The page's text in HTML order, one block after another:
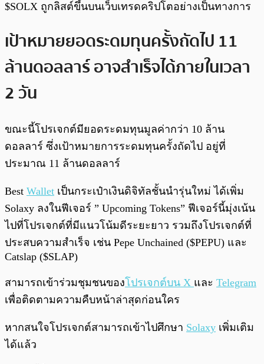
$SOLX ถูกลิสต์ขึ้นบนเว็บเทรดคริปโตอย่างเป็นทางการ
เป้าหมายยอดระดมทุนครั้งถัดไป 11
ล้านดอลลาร์ อาจสำเร็จได้ภายในเวลา
2 วัน
ขณะนี้โปรเจกต์มียอดระดมทุนมูลค่ากว่า 10 ล้าน
ดอลลาร์ ซึ่งเป้าหมายการระดมทุนครั้งถัดไป อยู่ที่
ประมาณ 11 ล้านดอลลาร์
Best Wallet เป็นกระเป๋าเงินดิจิทัลชั้นนำรุ่นใหม่ ได้เพิ่ม
Solaxy ลงในฟีเจอร์ ” Upcoming Tokens” ฟีเจอร์นี้มุ่งเน้น
ไปที่โปรเจกต์ที่มีแนวโน้มดีระยะยาว รวมถึงโปรเจกต์ที่
ประสบความสำเร็จ เช่น Pepe Unchained ($PEPU) และ
Catslap ($SLAP)
สามารถเข้าร่วมชุมชนของโปรเจกต์บน X และ Telegram
เพื่อติดตามความคืบหน้าล่าสุดก่อนใคร
หากสนใจโปรเจกต์สามารถเข้าไปศึกษา Solaxy เพิ่มเติม
ได้แล้ว